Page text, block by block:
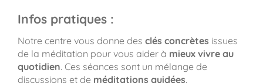
Infos pratiques :
Notre centre vous donne des clés concrètes issues
de la méditation pour vous aider à mieux vivre au
quotidien. Ces séances sont un mélange de
discussions et de méditations guidées.